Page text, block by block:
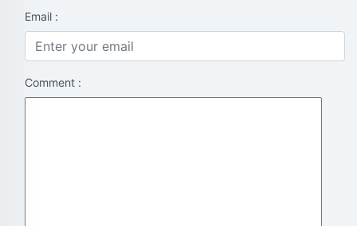
Email :
Comment :